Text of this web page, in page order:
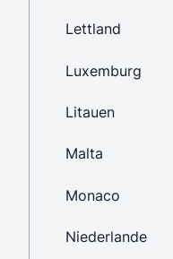
Lettland
Luxemburg
Litauen
Malta
Monaco
Niederlande